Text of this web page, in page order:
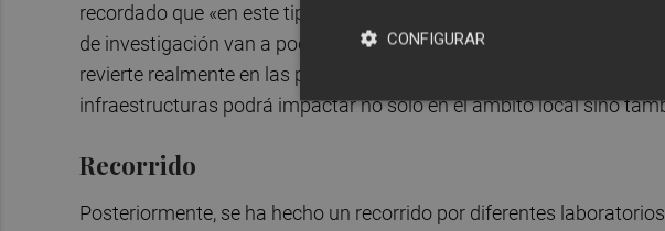
recordado que «en este tipo de edificios que albergan tanto
de investigación van a poder mostrar a la sociedad que la
revierte realmente en las personas. La UJI con todos los programas
infraestructuras podrá impactar no solo en el ámbito local sino
Recorrido
Posteriormente, se ha hecho un recorrido por diferentes
CONFIGURAR